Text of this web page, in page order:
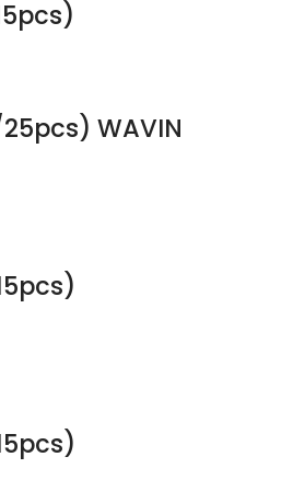
WAVIN